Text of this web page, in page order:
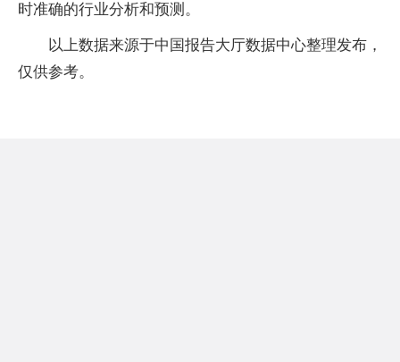
时准确的行业分析和预测。
以上数据来源于中国报告大厅数据中心整理发布，
仅供参考。